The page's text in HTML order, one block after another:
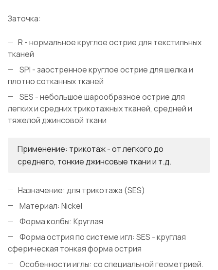
Заточка:
R - нормальное круглое острие для текстильных
тканей
SPI - заостренное круглое острие для шелка и
плотно сотканных тканей
SES - небольшое шарообразное острие для
легких и средних трикотажных тканей, средней и
тяжелой джинсовой ткани
Применение: трикотаж - от легкого до
среднего, тонкие джинсовые ткани и т.д.
Назначение: для трикотажа (SES)
Материал: Nickel
Форма колбы: Круглая
Форма острия по системе игл: SES - круглая
сферическая тонкая форма острия
Особенности иглы: со специальной геометрией.